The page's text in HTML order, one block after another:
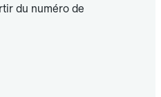
du numéro de